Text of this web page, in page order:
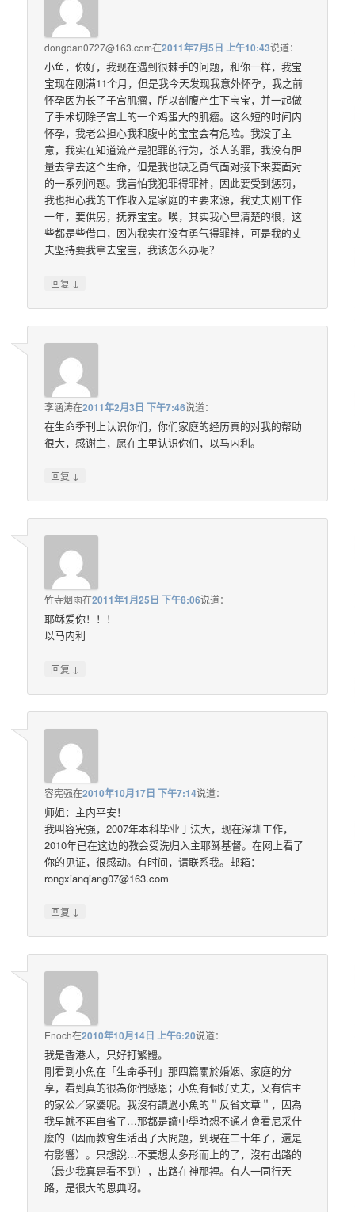
dongdan0727@163.com在2011年7月5日 上午10:43说道：
小鱼，你好，我现在遇到很棘手的问题，和你一样，我宝
宝现在刚满11个月，但是我今天发现我意外怀孕，我之前
怀孕因为长了子宫肌瘤，所以剖腹产生下宝宝，并一起做
了手术切除子宫上的一个鸡蛋大的肌瘤。这么短的时间内
怀孕，我老公担心我和腹中的宝宝会有危险。我没了主
意，我实在知道流产是犯罪的行为，杀人的罪，我没有胆
量去拿去这个生命，但是我也缺乏勇气面对接下来要面对
的一系列问题。我害怕我犯罪得罪神，因此要受到惩罚，
我也担心我的工作收入是家庭的主要来源，我丈夫刚工作
一年，要供房，抚养宝宝。唉，其实我心里清楚的很，这
些都是些借口，因为我实在没有勇气得罪神，可是我的丈
夫坚持要我拿去宝宝，我该怎么办呢？
回复 ↓
李涵涛在2011年2月3日 下午7:46说道：
在生命季刊上认识你们，你们家庭的经历真的对我的帮助
很大，感谢主，愿在主里认识你们，以马内利。
回复 ↓
竹寺烟雨在2011年1月25日 下午8:06说道：
耶稣爱你！！！
以马内利
回复 ↓
容宪强在2010年10月17日 下午7:14说道：
师姐：主内平安！
我叫容宪强，2007年本科毕业于法大，现在深圳工作，
2010年已在这边的教会受洗归入主耶稣基督。在网上看了
你的见证，很感动。有时间，请联系我。邮箱：
rongxianqiang07@163.com
回复 ↓
Enoch在2010年10月14日 上午6:20说道：
我是香港人，只好打繁體。
剛看到小魚在「生命季刊」那四篇關於婚姻、家庭的分
享，看到真的很為你們感恩；小魚有個好丈夫，又有信主
的家公／家婆呢。我沒有讀過小魚的＂反省文章＂，因為
我早就不再自省了…那都是讀中學時想不通才會看尼采什
麼的（因而教會生活出了大問題，到現在二十年了，還是
有影響）。只想說…不要想太多形而上的了，沒有出路的
（最少我真是看不到），出路在神那裡。有人一同行天
路，是很大的恩典呀。